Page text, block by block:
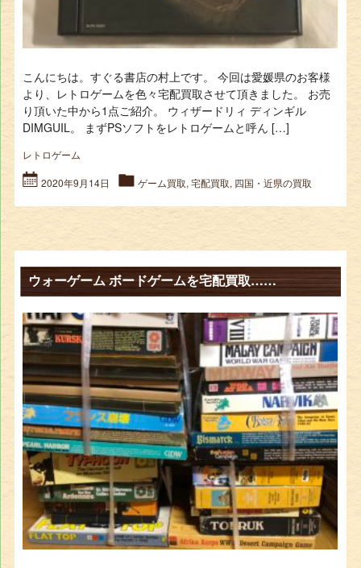
こんにちは。すぐる書店の村上です。 今回は愛媛県のお客様
より、レトロゲームを色々宅配買取させて頂きました。 お売
り頂いた中から1点ご紹介。 ウィザードリィ ディンギル
DIMGUIL。 まずPSソフトをレトロゲームと呼ん […]
レトロゲーム
2020年9月14日 ゲーム買取 ,宅配買取 四国・近県の買取
ウォーゲーム ボードゲームを宅配買取……